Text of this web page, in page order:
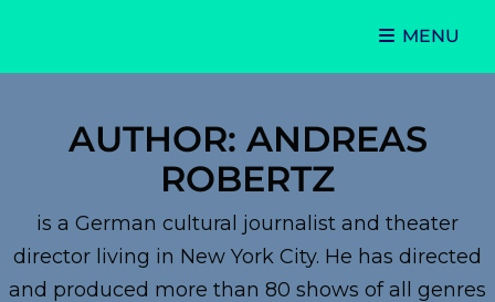
MENU
AUTHOR: ANDREAS
ROBERTZ
is a German cultural journalist and theater
director living in New York City. He has directed
and produced more than 80 shows of all genres